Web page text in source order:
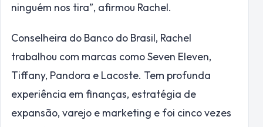
ninguém nos tira”, afirmou Rachel.
Conselheira do Banco do Brasil, Rachel
trabalhou com marcas como Seven Eleven,
Tiffany, Pandora e Lacoste. Tem profunda
experiência em finanças, estratégia de
expansão, varejo e marketing e foi cinco vezes